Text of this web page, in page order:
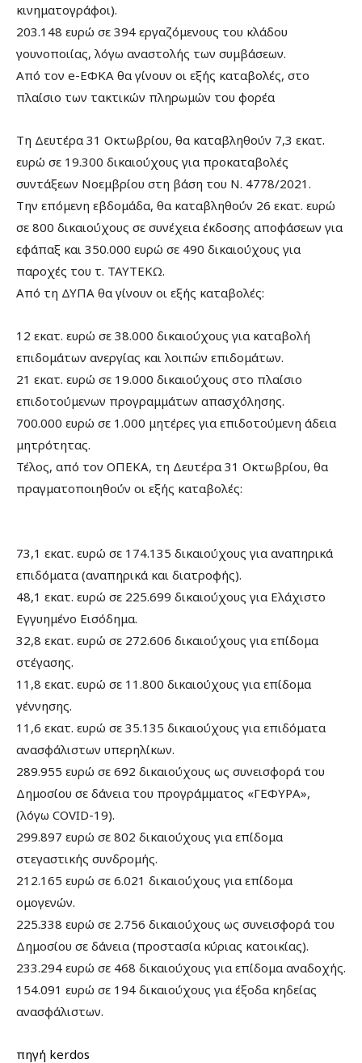
κινηματογράφοι).
203.148 ευρώ σε 394 εργαζόμενους του κλάδου
γουνοποιίας, λόγω αναστολής των συμβάσεων.
Από τον e-ΕΦΚΑ θα γίνουν οι εξής καταβολές, στο
πλαίσιο των τακτικών πληρωμών του φορέα
Τη Δευτέρα 31 Οκτωβρίου, θα καταβληθούν 7,3 εκατ.
ευρώ σε 19.300 δικαιούχους για προκαταβολές
συντάξεων Νοεμβρίου στη βάση του Ν. 4778/2021.
Την επόμενη εβδομάδα, θα καταβληθούν 26 εκατ. ευρώ
σε 800 δικαιούχους σε συνέχεια έκδοσης αποφάσεων για
εφάπαξ και 350.000 ευρώ σε 490 δικαιούχους για
παροχές του τ. ΤΑΥΤΕΚΩ.
Από τη ΔΥΠΑ θα γίνουν οι εξής καταβολές:
12 εκατ. ευρώ σε 38.000 δικαιούχους για καταβολή
επιδομάτων ανεργίας και λοιπών επιδομάτων.
21 εκατ. ευρώ σε 19.000 δικαιούχους στο πλαίσιο
επιδοτούμενων προγραμμάτων απασχόλησης.
700.000 ευρώ σε 1.000 μητέρες για επιδοτούμενη άδεια
μητρότητας.
Τέλος, από τον ΟΠΕΚΑ, τη Δευτέρα 31 Οκτωβρίου, θα
πραγματοποιηθούν οι εξής καταβολές:
73,1 εκατ. ευρώ σε 174.135 δικαιούχους για αναπηρικά
επιδόματα (αναπηρικά και διατροφής).
48,1 εκατ. ευρώ σε 225.699 δικαιούχους για Ελάχιστο
Εγγυημένο Εισόδημα.
32,8 εκατ. ευρώ σε 272.606 δικαιούχους για επίδομα
στέγασης.
11,8 εκατ. ευρώ σε 11.800 δικαιούχους για επίδομα
γέννησης.
11,6 εκατ. ευρώ σε 35.135 δικαιούχους για επιδόματα
ανασφάλιστων υπερηλίκων.
289.955 ευρώ σε 692 δικαιούχους ως συνεισφορά του
Δημοσίου σε δάνεια του προγράμματος «ΓΕΦΥΡΑ»,
(λόγω COVID-19).
299.897 ευρώ σε 802 δικαιούχους για επίδομα
στεγαστικής συνδρομής.
212.165 ευρώ σε 6.021 δικαιούχους για επίδομα
ομογενών.
225.338 ευρώ σε 2.756 δικαιούχους ως συνεισφορά του
Δημοσίου σε δάνεια (προστασία κύριας κατοικίας).
233.294 ευρώ σε 468 δικαιούχους για επίδομα αναδοχής.
154.091 ευρώ σε 194 δικαιούχους για έξοδα κηδείας
ανασφάλιστων.
πηγή kerdos